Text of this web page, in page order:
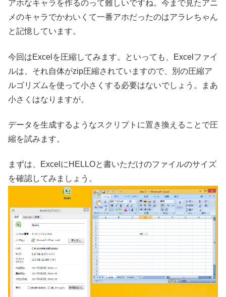
アホなキャラを作るのって難しいですね。今まで見たアニ
メのキャラでかわいくて一番アホだったのはアラレちゃん
と記憶しています。
今回はExcelを圧縮してみます。といっても、Excelファイ
ルは、それ自体がzip圧縮されていますので、別の圧縮ア
ルゴリズムを使って小さくする必要はないでしょう。まあ
小さくはなりますが。
データを生成するようなスクリプトに置き換えることで圧
縮を試みます。
まずは、ExcelにHELLOと書いただけのファイルのサイズ
を確認してみましょう。